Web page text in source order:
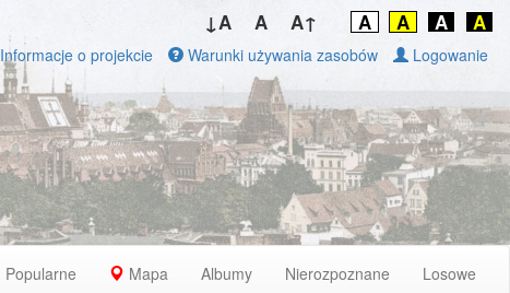
↓A A A↑ A A A A
Informacje o projekcie Warunki używania zasobów Logowanie
Popularne Mapa Albumy Nierozpoznane Losowe